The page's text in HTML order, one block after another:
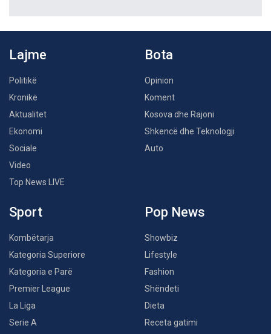
Lajme
Politikë
Kronikë
Aktualitet
Ekonomi
Sociale
Video
Top News LIVE
Bota
Opinion
Koment
Kosova dhe Rajoni
Shkencë dhe Teknologji
Auto
Sport
Kombëtarja
Kategoria Superiore
Kategoria e Parë
Premier League
La Liga
Serie A
Pop News
Showbiz
Lifestyle
Fashion
Shëndeti
Dieta
Receta gatimi